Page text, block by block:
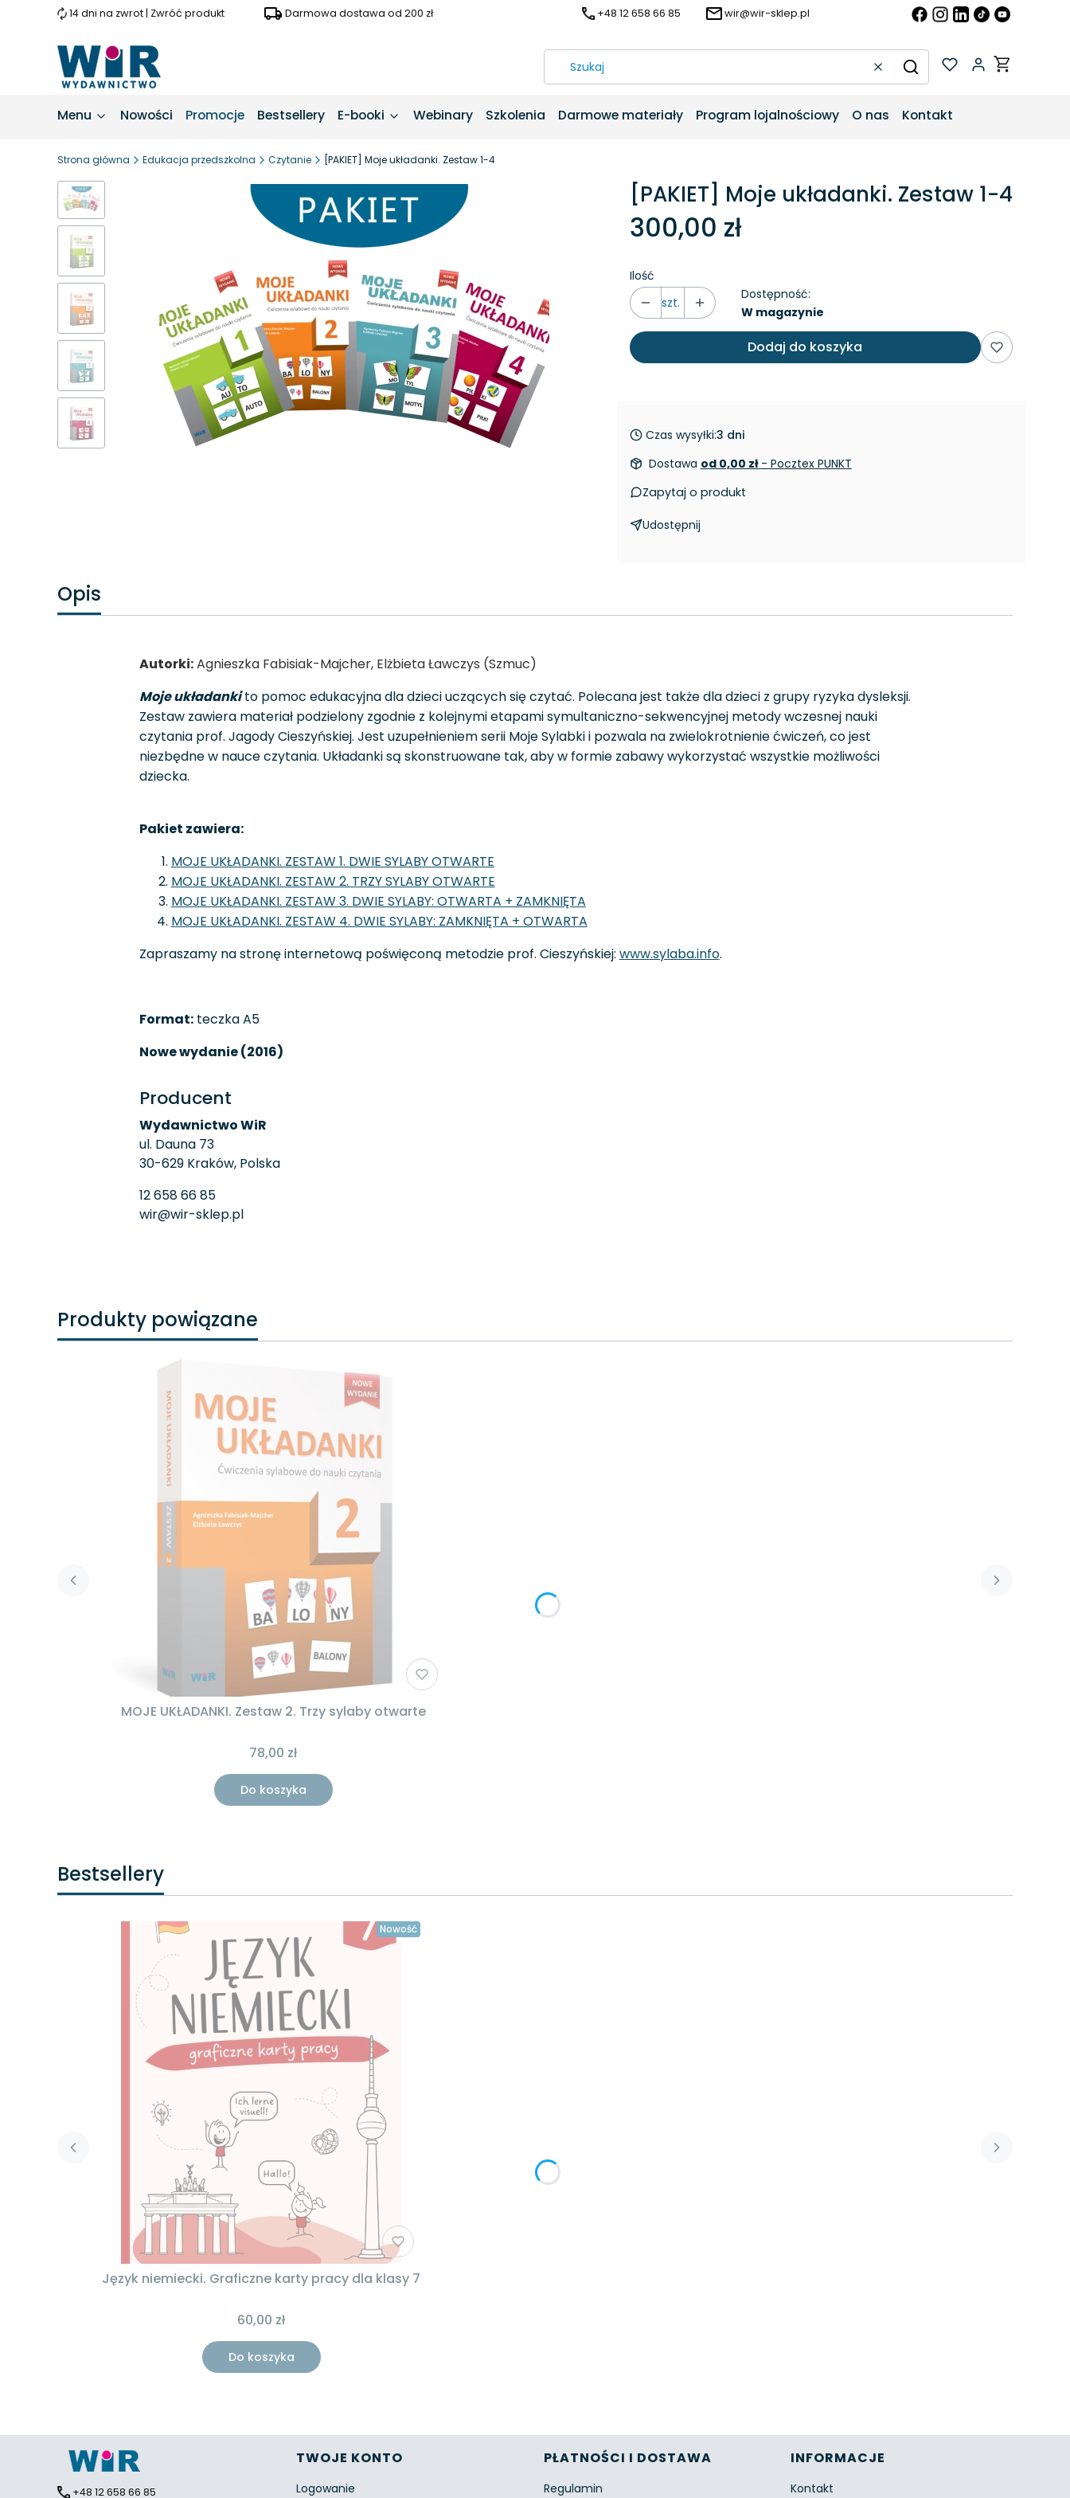
14 dni na zwrot | Zwróć produkt Darmowa dostawa od 200 zł +48 12 658 66 85 wir@wir-sklep.pl
WyczyśćSzukaj
Produkty w
Menu Nowości Promocje Bestsellery E-booki Webinary Szkolenia Darmowe materiały Program lojalnościowy O nas Kontakt
Strona główna Edukacja przedszkolna Czytanie [PAKIET] Moje układanki. Zestaw 1-4
[PAKIET] Moje układanki. Zestaw 1-4
300,00 zł
Ilość
szt.
Dostępność:
W magazynie
Dodaj do koszyka
Czas wysyłki:3 dni
Dostawa od 0,00 zł - Pocztex PUNKT
Zapytaj o produkt
Udostępnij
Opis
Autorki:Agnieszka Fabisiak-Majcher, Elżbieta Ławczys (Szmuc)
Moje układankito pomoc edukacyjna dla dzieci uczących się czytać. Polecana jest także dla dzieci z grupy ryzyka dysleksji.
Zestaw zawiera materiał podzielony zgodnie z kolejnymi etapami symultaniczno-sekwencyjnej metody wczesnej nauki
czytania prof. Jagody Cieszyńskiej. Jest uzupełnieniem serii Moje Sylabki i pozwala na zwielokrotnienie ćwiczeń, co jest
niezbędne w nauce czytania. Układanki są skonstruowane tak, aby w formie zabawy wykorzystać wszystkie możliwości
dziecka.
Pakiet zawiera:
MOJE UKŁADANKI. ZESTAW 1. DWIE SYLABY OTWARTE
MOJE UKŁADANKI. ZESTAW 2. TRZY SYLABY OTWARTE
MOJE UKŁADANKI. ZESTAW 3. DWIE SYLABY: OTWARTA + ZAMKNIĘTA
MOJE UKŁADANKI. ZESTAW 4. DWIE SYLABY: ZAMKNIĘTA + OTWARTA
Zapraszamy na stronę internetową poświęconą metodzie prof. Cieszyńskiej: www.sylaba.info.
Format:teczka A5
Nowe wydanie (2016)
Producent
Wydawnictwo WiR
ul. Dauna 73
30-629 Kraków, Polska
12 658 66 85
wir@wir-sklep.pl
Produkty powiązane
MOJE UKŁADANKI. Zestaw 2. Trzy sylaby otwarte
78,00 zł
Do koszyka
Bestsellery
Nowość
Język niemiecki. Graficzne karty pracy dla klasy 7
60,00 zł
Do koszyka
+48 12 658 66 85
Linki w stopce
TWOJE KONTO
Logowanie
PŁATNOŚCI I DOSTAWA
Regulamin
INFORMACJE
Kontakt